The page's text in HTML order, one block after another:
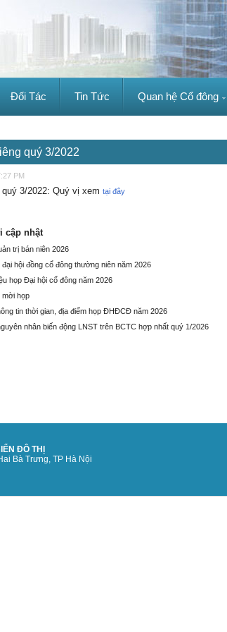
Đối Tác Tin Tức Quan hệ Cổ đông
quý 3/2022
PM
quý 3/2022: Quý vị xem tại đây
cập nhật
trị bán niên 2026
đại hội đồng cổ đông thường niên năm 2026
họp Đại hội cổ đông năm 2026
mời họp
tin thời gian, địa điểm họp ĐHĐCĐ năm 2026
nhân biến động LNST trên BCTC hợp nhất quý 1/2026
ĐÔ THỊ
Bà Trưng, TP Hà Nội